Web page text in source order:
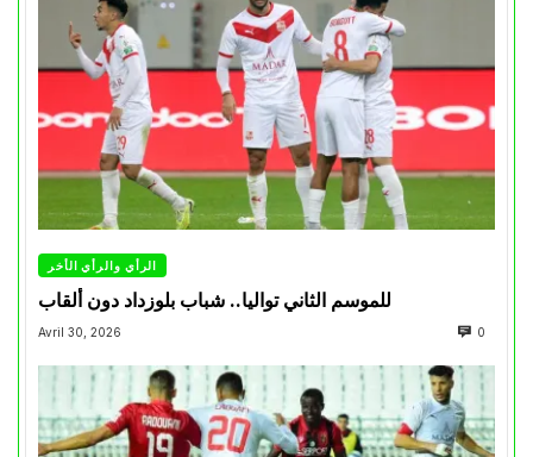
الرأي والرأي الأخر
للموسم الثاني تواليا.. شباب بلوزداد دون ألقاب
Avril 30, 2026 0